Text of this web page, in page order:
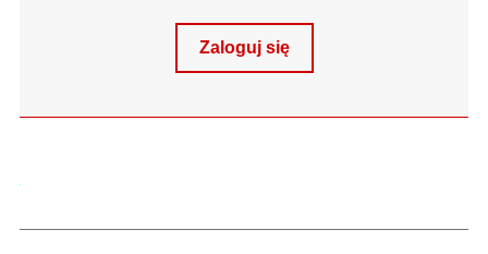
Zaloguj się